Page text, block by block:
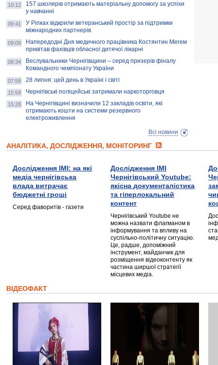
10:12
157 школярів отримають матеріальну допомогу за успіхи
у навчанні
09:41
У Ріпках відкрили ветеранський простір за підтримки
міжнародних партнерів
09:09
Напередодні Дня медичного працівника Костянтин Мегем
привітав фахівців обласної дитячої лікарні
08:34
Веслувальники Чернігівщини – серед призерів фіналу
Командного чемпіонату України
07:58 28 липня: цей день в Україні і світі
15:58 Чернігівські поліцейські затримали наркоторговця
15:28
На Чернігівщині визначили 12 закладів освіти, які
отримають кошти на системи резервного
електроживлення
Всі новини
АНАЛІТИКА, ДОСЛІДЖЕННЯ, МОНІТОРИНГ
Дослідження ІМІ: на які
медіа чернігівська
влада витрачає
бюджетні гроші
Серед фаворитів - газети
Дослідження ІМІ
Чернігівський Youtube:
якісна документалістика
та гіперлокальний
контент
Чернігівський Youtube не
можна назвати флагманом в
інформування та впливу на
суспільно-політичну ситуацію.
Це, радше, допоміжний
інструмент, майданчик для
розміщення відеоконтенту як
частина ширшої стратегії
місцевих медіа.
ВІДЕОФАКТ